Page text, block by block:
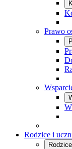
Prawo
Rodzice i